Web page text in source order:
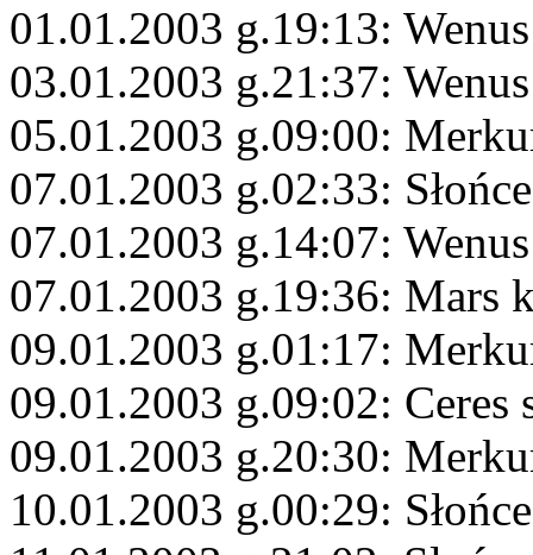
01.01.2003 g.19:13:
03.01.2003 g.21:37:
05.01.2003 g.09:00:
07.01.2003 g.02:33:
07.01.2003 g.14:07:
07.01.2003 g.19:36: Mars
09.01.2003 g.01:17:
09.01.2003 g.09:02: Ceres
09.01.2003 g.20:30:
10.01.2003 g.00:29: